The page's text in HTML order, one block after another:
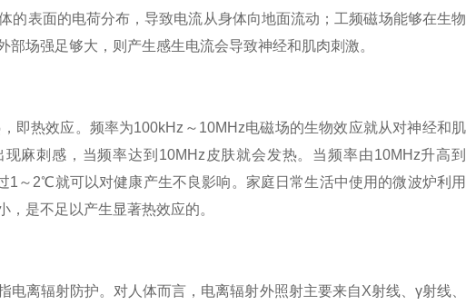
的表面的电荷分布，导致电流从身体向地面流动；工频磁场能够在生物
场强足够大，则产生感生电流会导致神经和肌肉刺激。
热效应。频率为100kHz～10MHz电磁场的生物效应就从对神经和肌
麻刺感，当频率达到10MHz皮肤就会发热。当频率由10MHz升高到
～2℃就可以对健康产生不良影响。家庭日常生活中使用的微波炉利用
是不足以产生显著热效应的。
辐射防护。对人体而言，电离辐射外照射主要来自X射线、γ射线、